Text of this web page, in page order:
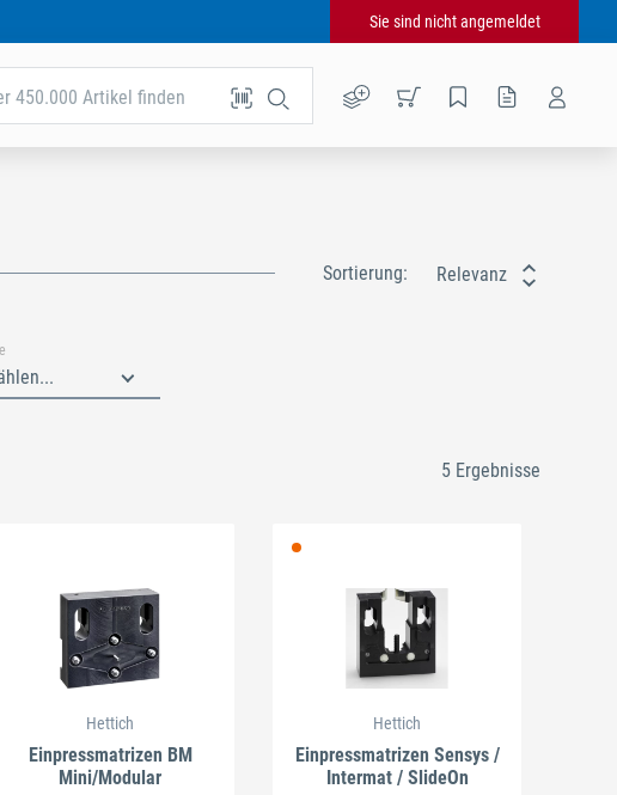
Sie sind nicht angemeldet
450.000 Artikel finden
Sortierung: Relevanz
5 Ergebnisse
Hettich
Einpressmatrizen BM
Mini/Modular
Hettich
Einpressmatrizen Sensys /
Intermat / SlideOn